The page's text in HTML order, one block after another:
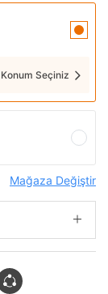
Konum Seçiniz
Mağaza Değiştir